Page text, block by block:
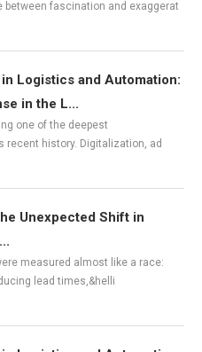
between fascination and exaggerat
Logistics and Automation:
in the L...
one of the deepest
recent history. Digitalization, ad
Unexpected Shift in
measured almost like a race:
lead times,&helli